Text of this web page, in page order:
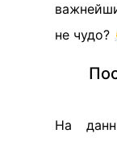
не чудо?
На